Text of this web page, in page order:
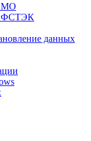
МО
ФСТЭК
данных